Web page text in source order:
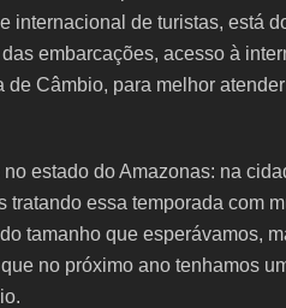
internacional de turistas, está
embarcações, acesso à
Câmbio, para melhor
estado do Amazonas: na
tratando essa temporada com
tamanho que esperávamos,
no próximo ano tenhamos